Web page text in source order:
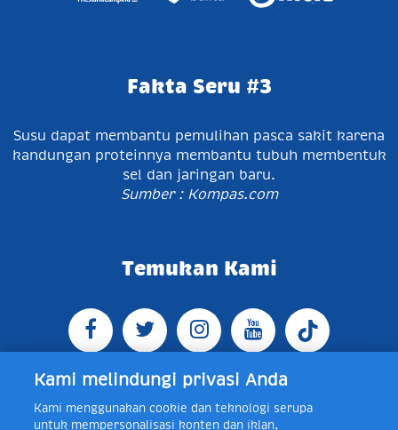
Fakta Seru #3
Susu dapat membantu pemulihan pasca sakit karena
kandungan proteinnya membantu tubuh membentuk
sel dan jaringan baru.
Sumber : Kompas.com
Temukan Kami
Jl. Raya Bogor KM 5, Pasar Rebo, Jakarta Timur,
Kami melindungi privasi Anda
Kami menggunakan cookie dan teknologi serupa
untuk mempersonalisasi konten dan iklan,